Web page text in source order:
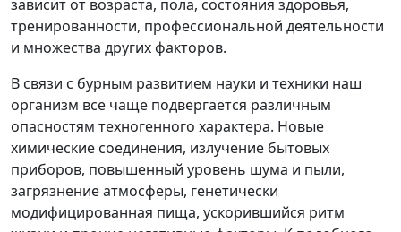
зависит от возраста, пола, состояния здоровья,
тренированности, профессиональной деятельности
и множества других факторов.
В связи с бурным развитием науки и техники наш
организм все чаще подвергается различным
опасностям техногенного характера. Новые
химические соединения, излучение бытовых
приборов, повышенный уровень шума и пыли,
загрязнение атмосферы, генетически
модифицированная пища, ускорившийся ритм